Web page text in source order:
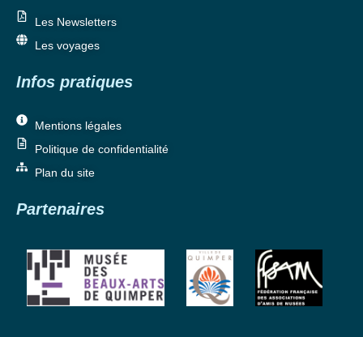
Les Newsletters
Les voyages
Infos pratiques
Mentions légales
Politique de confidentialité
Plan du site
Partenaires